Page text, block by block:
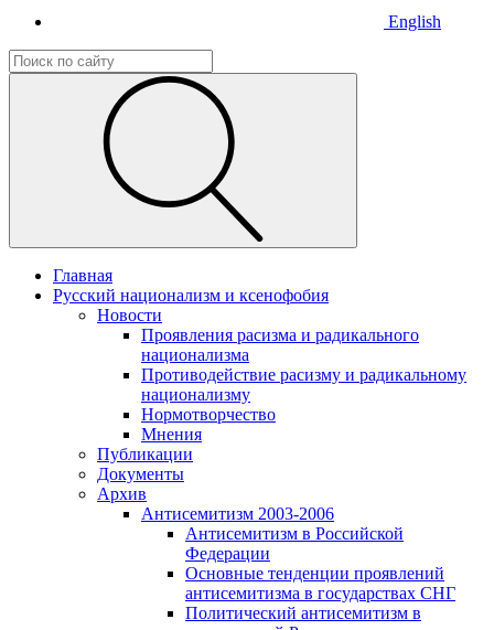
English
Главная
Русский национализм и ксенофобия
Новости
Проявления расизма и радикального
национализма
Противодействие расизму и радикальному
национализму
Нормотворчество
Мнения
Публикации
Документы
Архив
Антисемитизм 2003-2006
Антисемитизм в Российской
Федерации
Основные тенденции проявлений
антисемитизма в государствах СНГ
Политический антисемитизм в